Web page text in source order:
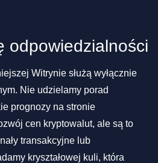
odpowiedzialności
Witrynie służą wyłącznie
Nie udzielamy porad
prognozy na stronie
cen kryptowalut, ale są to
transakcyjne lub
kryształowej kuli, która